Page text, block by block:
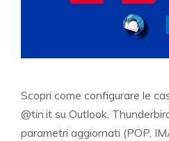
Scopri come configurare le
@tin.it su Outlook,
parametri aggiornati (POP,